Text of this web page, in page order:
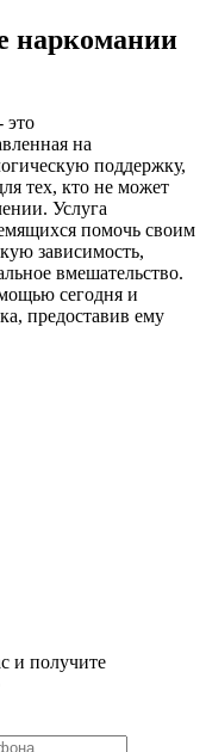
наркомании
это
на
поддержку,
тех, кто не может
Услуга
помочь своим
зависимость,
вмешательство.
сегодня и
предоставив ему
и получите